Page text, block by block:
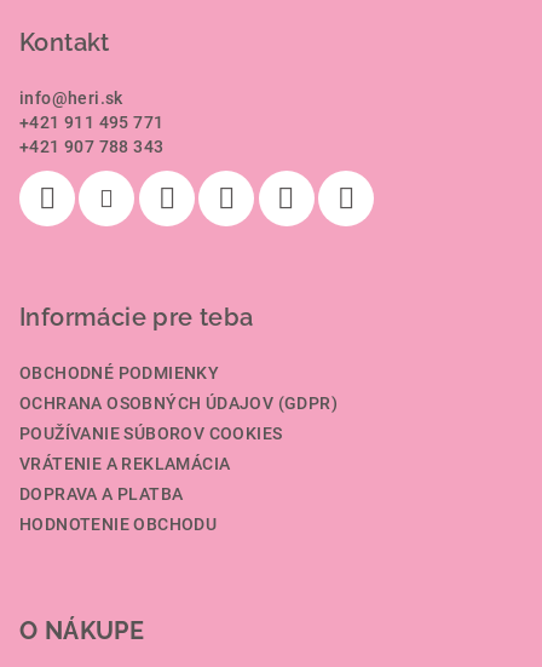
Kontakt
info@heri.sk
+421 911 495 771
+421 907 788 343
Informácie pre teba
OBCHODNÉ PODMIENKY
OCHRANA OSOBNÝCH ÚDAJOV (GDPR)
POUŽÍVANIE SÚBOROV COOKIES
VRÁTENIE A REKLAMÁCIA
DOPRAVA A PLATBA
HODNOTENIE OBCHODU
O NÁKUPE